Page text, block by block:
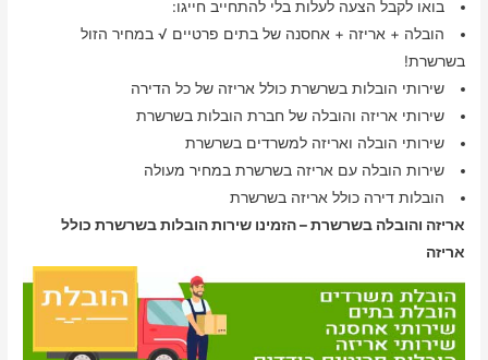
בואו לקבל הצעה לעלות בלי להתחייב חייגו:
הובלה + אריזה + אחסנה של בתים פרטיים √ במחיר הזול
בשרשרת!
שירותי הובלות בשרשרת כולל אריזה של כל הדירה
שירותי אריזה והובלה של חברת הובלות בשרשרת
שירותי הובלה ואריזה למשרדים בשרשרת
שירות הובלה עם אריזה בשרשרת במחיר מעולה
הובלות דירה כולל אריזה בשרשרת
אריזה והובלה בשרשרת – הזמינו שירות הובלות בשרשרת כולל
אריזה